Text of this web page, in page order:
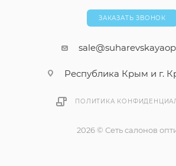
ЗАКАЗАТЬ ЗВОНОК
Республика Крым и г.
ПОЛИТИКА
2026 © Сеть салонов